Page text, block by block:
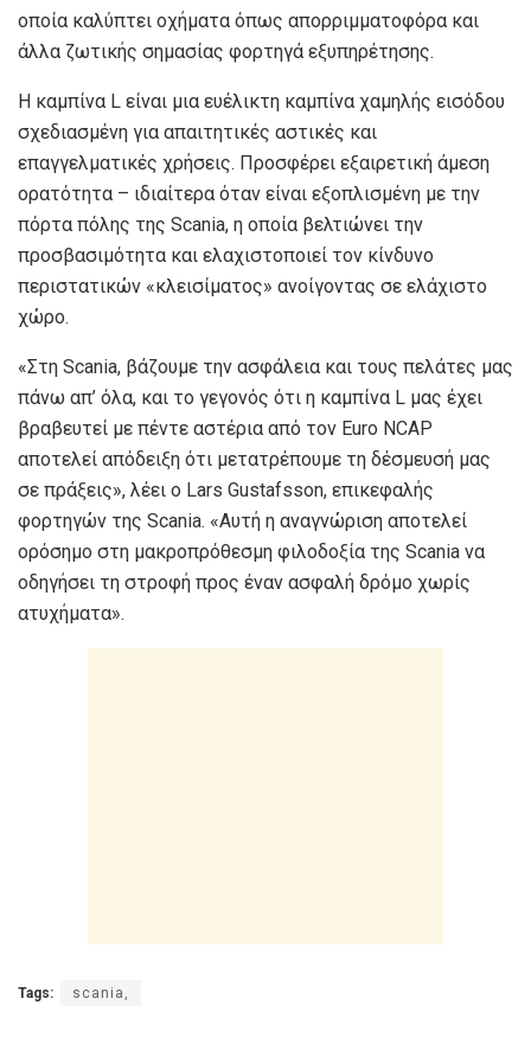
οποία καλύπτει οχήματα όπως απορριμματοφόρα και
άλλα ζωτικής σημασίας φορτηγά εξυπηρέτησης.
Η καμπίνα L είναι μια ευέλικτη καμπίνα χαμηλής εισόδου
σχεδιασμένη για απαιτητικές αστικές και
επαγγελματικές χρήσεις. Προσφέρει εξαιρετική άμεση
ορατότητα – ιδιαίτερα όταν είναι εξοπλισμένη με την
πόρτα πόλης της Scania, η οποία βελτιώνει την
προσβασιμότητα και ελαχιστοποιεί τον κίνδυνο
περιστατικών «κλεισίματος» ανοίγοντας σε ελάχιστο
χώρο.
«Στη Scania, βάζουμε την ασφάλεια και τους πελάτες μας
πάνω απ’ όλα, και το γεγονός ότι η καμπίνα L μας έχει
βραβευτεί με πέντε αστέρια από τον Euro NCAP
αποτελεί απόδειξη ότι μετατρέπουμε τη δέσμευσή μας
σε πράξεις», λέει ο Lars Gustafsson, επικεφαλής
φορτηγών της Scania. «Αυτή η αναγνώριση αποτελεί
ορόσημο στη μακροπρόθεσμη φιλοδοξία της Scania να
οδηγήσει τη στροφή προς έναν ασφαλή δρόμο χωρίς
ατυχήματα».
Tags: scania,